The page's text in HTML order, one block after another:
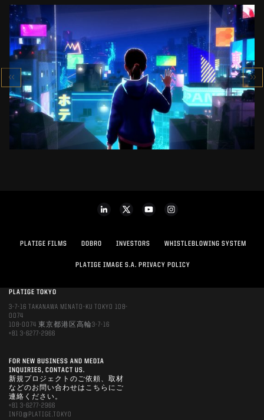
SK-II STUDIO: VS SERIES
AN ANIMATED ANTHOLOGY
SEE PROJECT
PLATIGE FILMS DOBRO INVESTORS WHISTLEBLOWING SYSTEM
PLATIGE IMAGE S.A. PRIVACY POLICY
PLATIGE TOKYO
3-7-16 TAKANAWA MINATO-KU TOKYO 108-
0074
108-0074 東京都港区高輪3-7-16
+81 3-6277-2966
FOR NEW BUSINESS AND MEDIA
INQUIRIES, CONTACT US.
新規プロジェクトのご依頼、取材
などのお問い合わせはこちらにご
連絡ください。
+81 3-6277-2966
INFO@PLATIGE.TOKYO